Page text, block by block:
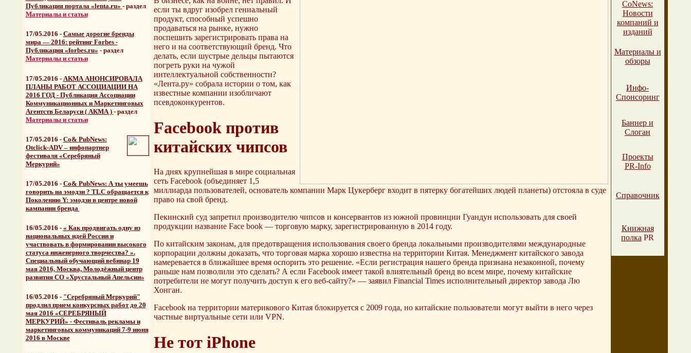
Публикация портала «lenta.ru» - раздел
Материалы и статьи
17/05.2016 - Самые дорогие бренды
мира — 2016: рейтинг Forbes -
Публикация «forbes.ru» - раздел
Материалы и статьи
17/05.2016 - АКМА АНОНСИРОВАЛА
ПЛАНЫ РАБОТ АССОЦИАЦИИ НА
2016 ГОД - Публикация Ассоциации
Коммуникационных и Маркетинговых
Агентств Беларуси ( АКМА ) - раздел
Материалы и статьи
17/05.2016 - Со& PubNews:
Otclick-ADV – инфопартнер
фестиваля «Серебряный
Меркурий»
17/05.2016 - Со& PubNews: А ты умеешь
говорить на эмодзи ? TLC обращается к
Поколению Y: эмодзи в центре новой
кампании бренда
16/05.2016 - « Как продвигать одну из
национальных идей России и
участвовать в формировании высокого
статуса инженерного творчества? ».
Специальный обучающий вебинар 19
мая 2016, Москва, Молодёжный центр
развития CО «Хрустальный Апельсин»
16/05.2016 - "Серебряный Меркурий"
продлил прием конкурсных работ до 20
мая 2016 «СЕРЕБРЯНЫЙ
МЕРКУРИЙ» - Фестиваль рекламы и
маркетинговых коммуникаций 7-9 июня
2016 в Москве
если ты вдруг изобрел гениальный
продукт, способный успешно
продаваться на рынке, нужно
поспешить зарегистрировать права на
него и на соответствующий бренд. Что
делать, если шустрые дельцы пытаются
погреть руки на чужой
интеллектуальной собственности?
«Лента.ру» собрала истории о том, как
известные компании изобличают
псевдоконкурентов.
Facebook против
китайских чипсов
На днях крупнейшая в мире социальная
сеть Facebook (объединяет 1,5
миллиарда пользователей, основатель компании Марк Цукерберг входит в пятерку богатейших людей планеты) отстояла в суде
право на свой бренд.
Пекинский суд запретил производителю чипсов и консервантов из южной провинции Гуандун использовать для своей
продукции название Face book — торговую марку, зарегистрированную в 2014 году.
По китайским законам, для предотвращения использования своего бренда локальными производителями международные
корпорации должны доказать, что торговая марка хорошо известна на территории Китая. Менеджмент китайского завода
намеревается в ближайшее время оспорить это решение. «Если регистрация нашего бренда признана незаконной, почему
раньше нам позволили это сделать? А если Facebook имеет такой влиятельный бренд во всем мире, почему китайские
потребители не могут получить доступ к его веб-сайту?» — заявил Financial Times исполнительный директор завода Лю
Хонган.
Facebook на территории материкового Китая блокируется с 2009 года, но китайские пользователи могут выйти в него через
частные виртуальные сети или VPN.
Не тот iPhone
СоNews:
Новости
компаний и
изданий
Материалы и
обзоры
Инфо-
Спонсоринг
Баннер и
Слоган
Проекты
PR-Info
Справочник
Книжная
полка PR